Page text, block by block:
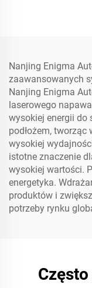
Nanjing Enigma
zaawansowanych
Nanjing Enigma
laserowego
wysokiej energii do
podłożem, tworząc
wysokiej
istotne znaczenie
wysokiej wartości.
energetyka.
produktów i
potrzeby rynku